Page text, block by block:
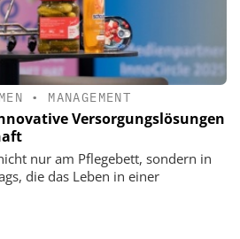
• MANAGEMENT
Versorgungslösungen
nur am Pflegebett, sondern in
die das Leben in einer